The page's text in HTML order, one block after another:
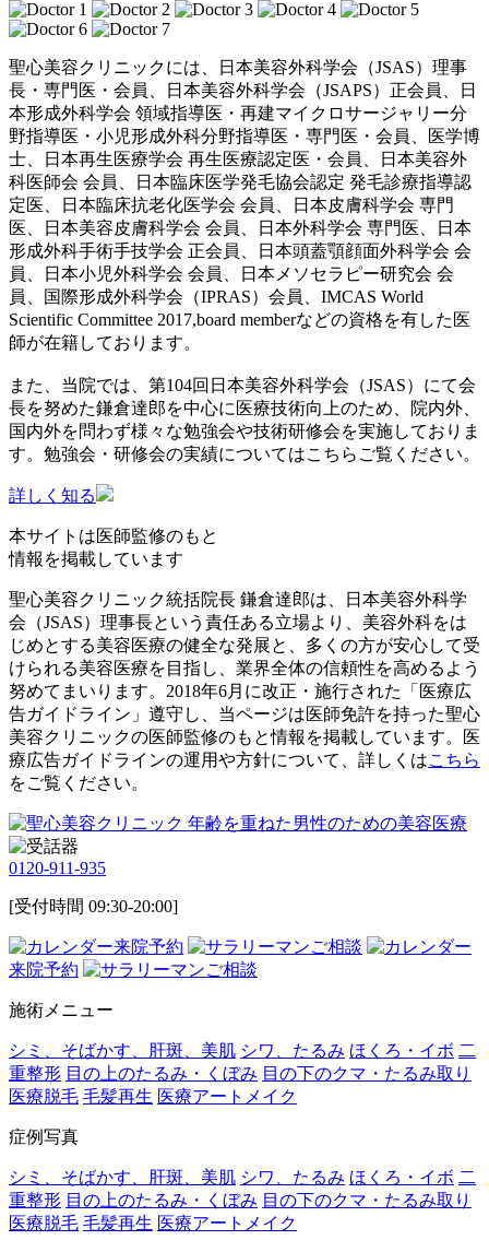
聖心美容クリニックには、日本美容外科学会（JSAS）理事
長・専門医・会員、日本美容外科学会（JSAPS）正会員、日
本形成外科学会 領域指導医・再建マイクロサージャリー分
野指導医・小児形成外科分野指導医・専門医・会員、医学博
士、日本再生医療学会 再生医療認定医・会員、日本美容外
科医師会 会員、日本臨床医学発毛協会認定 発毛診療指導認
定医、日本臨床抗老化医学会 会員、日本皮膚科学会 専門
医、日本美容皮膚科学会 会員、日本外科学会 専門医、日本
形成外科手術手技学会 正会員、日本頭蓋顎顔面外科学会 会
員、日本小児外科学会 会員、日本メソセラピー研究会 会
員、国際形成外科学会（IPRAS）会員、IMCAS World
Scientific Committee 2017,board memberなどの資格を有した医
師が在籍しております。
また、当院では、第104回日本美容外科学会（JSAS）にて会
長を努めた鎌倉達郎を中心に医療技術向上のため、院内外、
国内外を問わず様々な勉強会や技術研修会を実施しておりま
す。勉強会・研修会の実績についてはこちらご覧ください。
詳しく知る
本サイトは医師監修のもと
情報を掲載しています
聖心美容クリニック統括院長 鎌倉達郎は、日本美容外科学
会（JSAS）理事長という責任ある立場より、美容外科をは
じめとする美容医療の健全な発展と、多くの方が安心して受
けられる美容医療を目指し、業界全体の信頼性を高めるよう
努めてまいります。2018年6月に改正・施行された「医療広
告ガイドライン」遵守し、当ページは医師免許を持った聖心
美容クリニックの医師監修のもと情報を掲載しています。医
療広告ガイドラインの運用や方針について、詳しくはこちら
をご覧ください。
0120-911-935
[受付時間 09:30-20:00]
来院予約
ご相談
来院予約
ご相談
施術メニュー
シミ、そばかす、肝斑、美肌 シワ、たるみ ほくろ・イボ 二
重整形 目の上のたるみ・くぼみ 目の下のクマ・たるみ取り
医療脱毛 毛髪再生 医療アートメイク
症例写真
シミ、そばかす、肝斑、美肌 シワ、たるみ ほくろ・イボ 二
重整形 目の上のたるみ・くぼみ 目の下のクマ・たるみ取り
医療脱毛 毛髪再生 医療アートメイク